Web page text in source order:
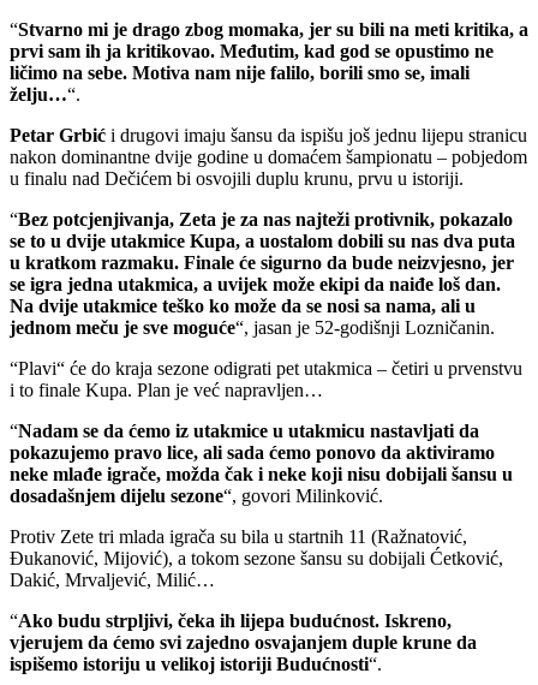
“Stvarno mi je drago zbog momaka, jer su bili na meti kritika, a
prvi sam ih ja kritikovao. Međutim, kad god se opustimo ne
ličimo na sebe. Motiva nam nije falilo, borili smo se, imali
želju…“.
Petar Grbić i drugovi imaju šansu da ispišu još jednu lijepu stranicu
nakon dominantne dvije godine u domaćem šampionatu – pobjedom
u finalu nad Dečićem bi osvojili duplu krunu, prvu u istoriji.
“Bez potcjenjivanja, Zeta je za nas najteži protivnik, pokazalo
se to u dvije utakmice Kupa, a uostalom dobili su nas dva puta
u kratkom razmaku. Finale će sigurno da bude neizvjesno, jer
se igra jedna utakmica, a uvijek može ekipi da naiđe loš dan.
Na dvije utakmice teško ko može da se nosi sa nama, ali u
jednom meču je sve moguće“, jasan je 52-godišnji Lozničanin.
“Plavi“ će do kraja sezone odigrati pet utakmica – četiri u prvenstvu
i to finale Kupa. Plan je već napravljen…
“Nadam se da ćemo iz utakmice u utakmicu nastavljati da
pokazujemo pravo lice, ali sada ćemo ponovo da aktiviramo
neke mlađe igrače, možda čak i neke koji nisu dobijali šansu u
dosadašnjem dijelu sezone“, govori Milinković.
Protiv Zete tri mlada igrača su bila u startnih 11 (Ražnatović,
Đukanović, Mijović), a tokom sezone šansu su dobijali Ćetković,
Dakić, Mrvaljević, Milić…
“Ako budu strpljivi, čeka ih lijepa budućnost. Iskreno,
vjerujem da ćemo svi zajedno osvajanjem duple krune da
ispišemo istoriju u velikoj istoriji Budućnosti“.